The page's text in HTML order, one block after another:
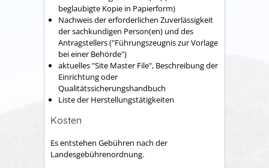
beglaubigte Kopie in Papierform)
Nachweis der erforderlichen Zuverlässigkeit
der sachkundigen Person(en) und des
Antragstellers ("Führungszeugnis zur Vorlage
bei einer Behörde")
aktuelles "Site Master File", Beschreibung der
Einrichtung oder
Qualitätssicherungshandbuch
Liste der Herstellungstätigkeiten
Kosten
Es entstehen Gebühren nach der
Landesgebührenordnung.